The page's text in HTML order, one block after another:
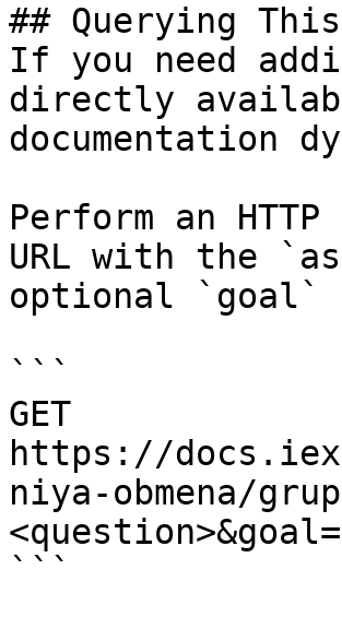
## Querying
If you need
directly
documentation
Perform an
URL with the
optional `goal`
```
GET
https://
niya-obmena/
```